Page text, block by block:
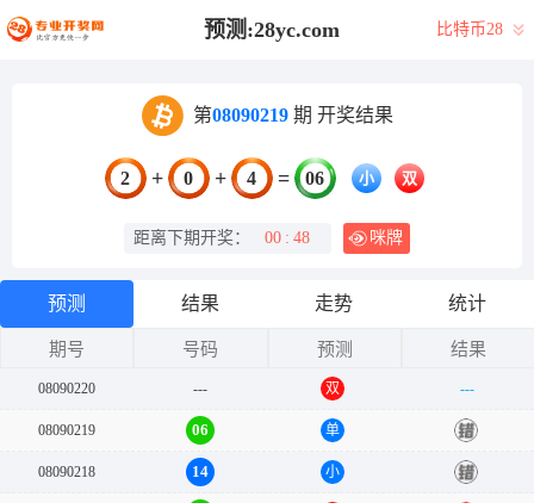
预测:28yc.com 比特币28
第08090219期 开奖结果
2 + 0 + 4 = 06 小 双
距离下期开奖： 00 : 48 咪牌
预测 结果 走势 统计
期号 号码 预测 结果
08090220 --- 双 ---
08090219 06 单 错
08090218 14 小 错